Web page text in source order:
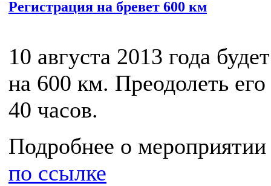
Регистрация на бревет 600 км
10 августа 2013 года
на 600 км. Преодолеть
40 часов.
Подробнее о
по ссылке